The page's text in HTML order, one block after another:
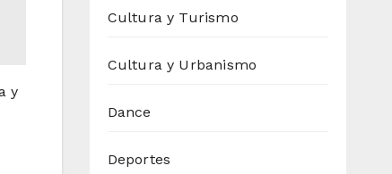
y
Cultura y Turismo
Cultura y Urbanismo
Dance
Deportes